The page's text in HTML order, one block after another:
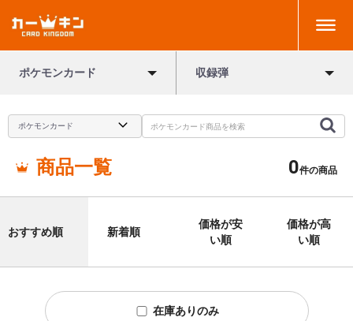
ポケモンカード 収録弾
商品一覧 0件の商品
おすすめ順 新着順
価格が安
い順
価格が高
い順
在庫ありのみ